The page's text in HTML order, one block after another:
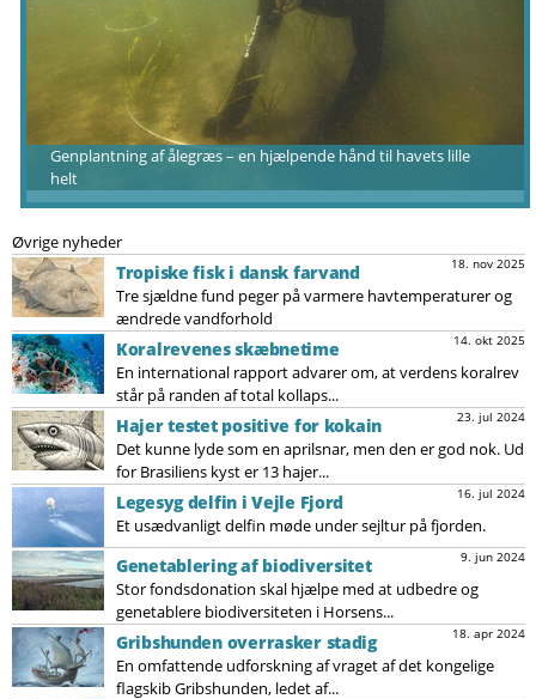
Genplantning af ålegræs – en hjælpende hånd til havets lille
helt
Øvrige nyheder
18. nov 2025
Tropiske fisk i dansk farvand
Tre sjældne fund peger på varmere havtemperaturer og
ændrede vandforhold
14. okt 2025
Koralrevenes skæbnetime
En international rapport advarer om, at verdens koralrev
står på randen af total kollaps...
23. jul 2024
Hajer testet positive for kokain
Det kunne lyde som en aprilsnar, men den er god nok. Ud
for Brasiliens kyst er 13 hajer...
16. jul 2024
Legesyg delfin i Vejle Fjord
Et usædvanligt delfin møde under sejltur på fjorden.
9. jun 2024
Genetablering af biodiversitet
Stor fondsdonation skal hjælpe med at udbedre og
genetablere biodiversiteten i Horsens...
18. apr 2024
Gribshunden overrasker stadig
En omfattende udforskning af vraget af det kongelige
flagskib Gribshunden, ledet af...